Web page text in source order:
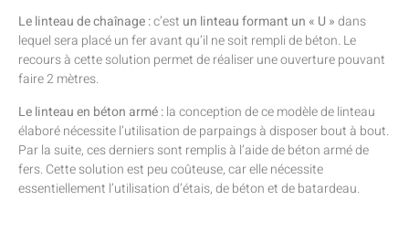
Le linteau de chaînage :c’est un linteau formant un « U »dans
lequel sera placé un fer avant qu’il ne soit rempli de béton. Le
recours à cette solution permet de réaliser une ouverture pouvant
faire 2 mètres.
Le linteau en béton armé :la conception de ce modèle de linteau
élaboré nécessite l’utilisation de parpaings à disposer bout à bout.
Par la suite, ces derniers sont remplis à l’aide de béton armé de
fers. Cette solution est peu coûteuse, car elle nécessite
essentiellement l’utilisation d’étais, de béton et de batardeau.